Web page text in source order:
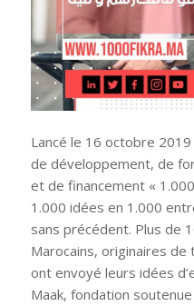
Lancé le 16 octobre
de développement, de
et de financement «
1.000 idées en 1.000
sans précédent. Plus de
Marocains, originaires
ont envoyé leurs idées
Maak, fondation